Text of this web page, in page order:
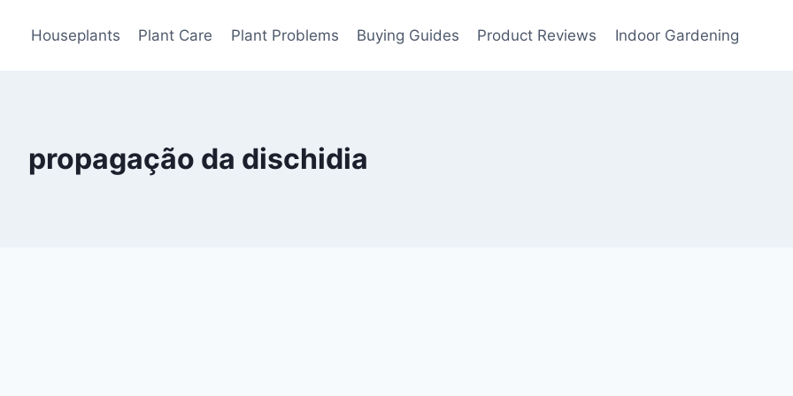
Houseplants Plant Care Plant Problems Buying Guides Product Reviews Indoor Gardening
propagação da dischidia